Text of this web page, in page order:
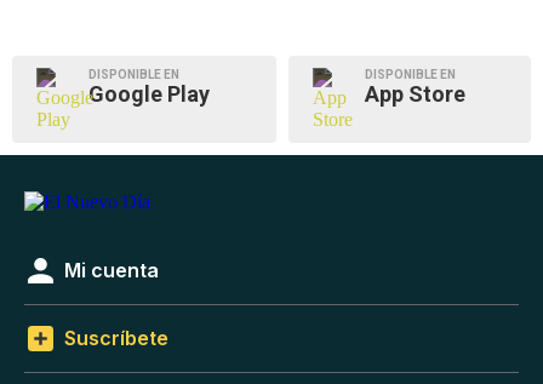
DISPONIBLE EN
Google Play
DISPONIBLE EN
App Store
Mi cuenta
Suscríbete